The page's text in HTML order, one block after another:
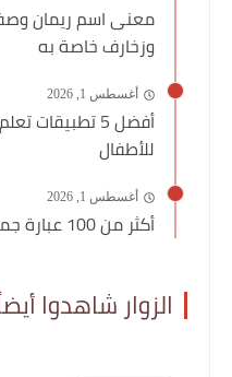
معنى اسم ريمان
وزخارف خاصة به
أغسطس 1, 2026
أفضل 5 تطبيقات
للأطفال
أغسطس 1, 2026
أكثر من 100 عبارة جميلة عن الحياة قصيرة ومؤثرة
الزوار شاهدوا